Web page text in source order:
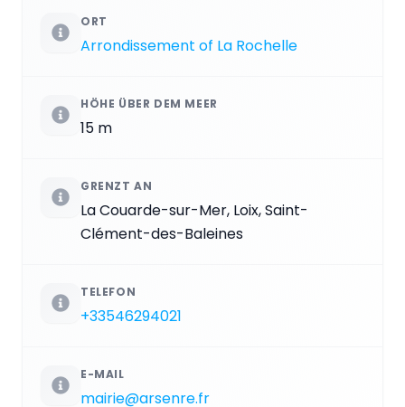
ORT
Arrondissement of La Rochelle
HÖHE ÜBER DEM MEER
15 m
GRENZT AN
La Couarde-sur-Mer, Loix, Saint-
Clément-des-Baleines
TELEFON
+33546294021
E-MAIL
mairie@arsenre.fr